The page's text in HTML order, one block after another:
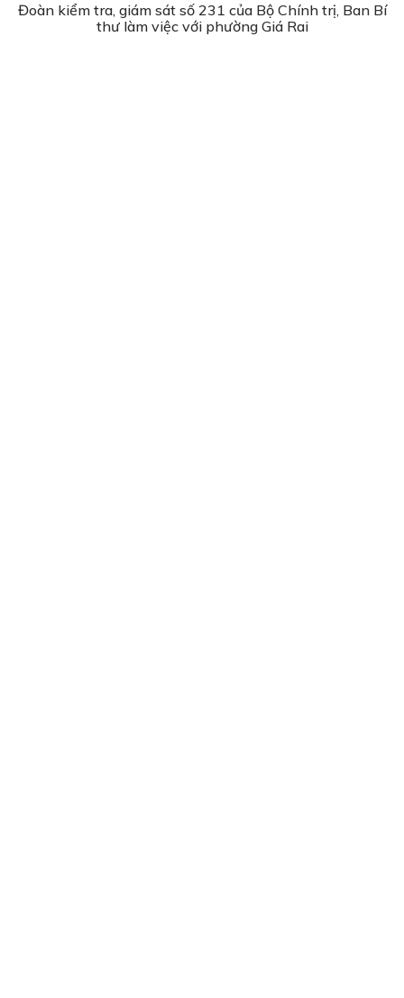
Đoàn kiểm tra, giám sát số 231 của Bộ Chính trị, Ban Bí
thư làm việc với phường Giá Rai